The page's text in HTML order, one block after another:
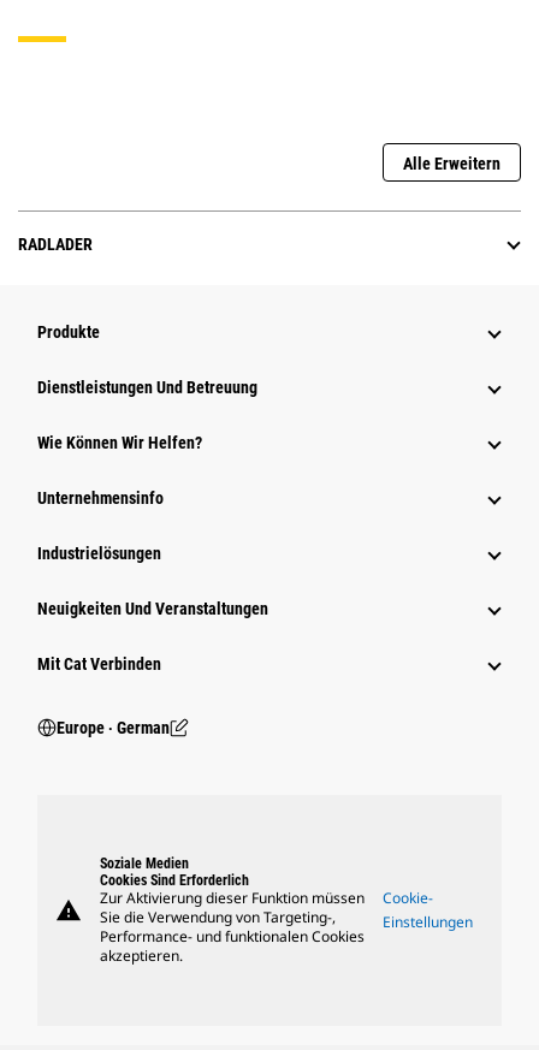
Alle Erweitern
RADLADER
Produkte
Dienstleistungen Und Betreuung
Wie Können Wir Helfen?
Unternehmensinfo
Industrielösungen
Neuigkeiten Und Veranstaltungen
Mit Cat Verbinden
Europe ‧ German
warning
Soziale Medien
Cookies Sind Erforderlich
Zur Aktivierung dieser Funktion müssen
Sie die Verwendung von Targeting-,
Performance- und funktionalen Cookies
akzeptieren.
Cookie-
Einstellungen